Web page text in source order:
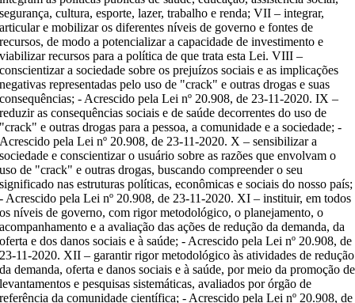
segurança, cultura, esporte, lazer, trabalho e renda; VII – integrar,
articular e mobilizar os diferentes níveis de governo e fontes de
recursos, de modo a potencializar a capacidade de investimento e
viabilizar recursos para a política de que trata esta Lei. VIII –
conscientizar a sociedade sobre os prejuízos sociais e as implicações
negativas representadas pelo uso de "crack" e outras drogas e suas
consequências; - Acrescido pela Lei nº 20.908, de 23-11-2020. IX –
reduzir as consequências sociais e de saúde decorrentes do uso de
"crack" e outras drogas para a pessoa, a comunidade e a sociedade; -
Acrescido pela Lei nº 20.908, de 23-11-2020. X – sensibilizar a
sociedade e conscientizar o usuário sobre as razões que envolvam o
uso de "crack" e outras drogas, buscando compreender o seu
significado nas estruturas políticas, econômicas e sociais do nosso país;
- Acrescido pela Lei nº 20.908, de 23-11-2020. XI – instituir, em todos
os níveis de governo, com rigor metodológico, o planejamento, o
acompanhamento e a avaliação das ações de redução da demanda, da
oferta e dos danos sociais e à saúde; - Acrescido pela Lei nº 20.908, de
23-11-2020. XII – garantir rigor metodológico às atividades de redução
da demanda, oferta e danos sociais e à saúde, por meio da promoção de
levantamentos e pesquisas sistemáticas, avaliados por órgão de
referência da comunidade científica; - Acrescido pela Lei nº 20.908, de